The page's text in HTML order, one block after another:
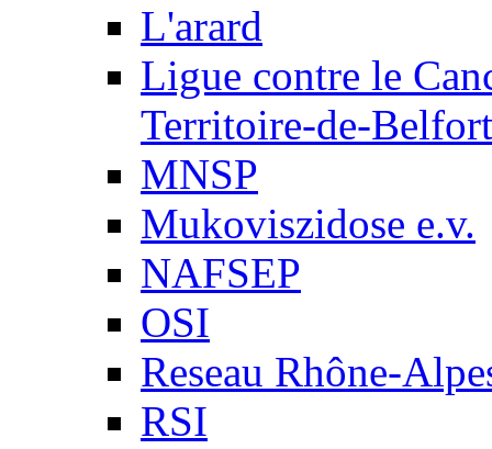
L'arard
Ligue contre le
Territoire-de-Belfort
MNSP
Mukoviszidose e.v.
NAFSEP
OSI
Reseau Rhône-
RSI